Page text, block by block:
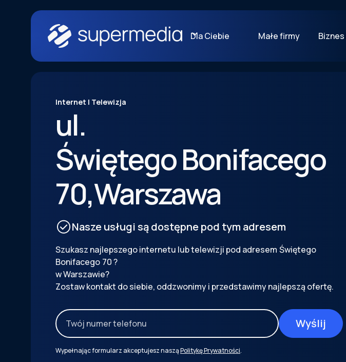
Dla Ciebie Małe firmy
Internet | Telewizja
ul.
Świętego Bonifacego
70,Warszawa
Nasze usługi są dostępne pod tym adresem
Szukasz najlepszego internetu lub telewizji pod adresem Świętego
Bonifacego 70?
w Warszawie?
Zostaw kontakt do siebie, oddzwonimy i przedstawimy najlepszą ofertę.
Wypełnając formularz akceptujesz nasząPolitykę Prywatności.